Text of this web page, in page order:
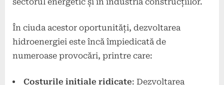
În ciuda acestor oportunități, dezvoltarea
hidroenergiei este încă împiedicată de
numeroase provocări, printre care:
Costurile inițiale ridicate: Dezvoltarea